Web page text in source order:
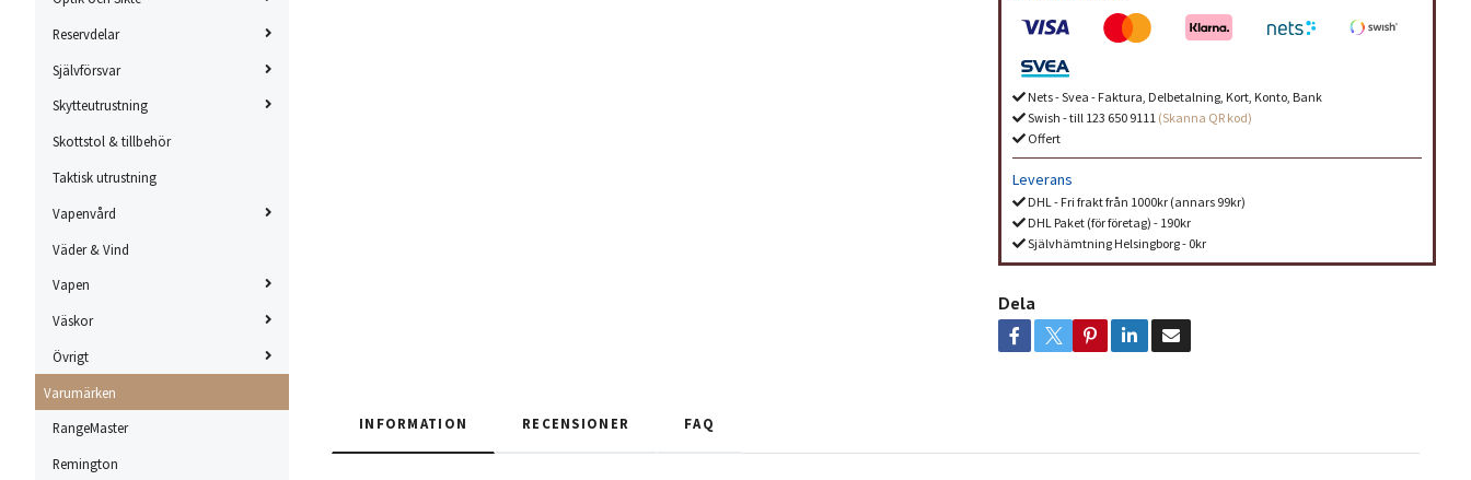
Reservdelar
Självförsvar
Skytteutrustning
Skottstol & tillbehör
Taktisk utrustning
Vapenvård
Väder & Vind
Vapen
Väskor
Övrigt
Varumärken
RangeMaster
Remington
Nets - Svea - Faktura, Delbetalning, Kort, Konto, Bank
Swish - till 123 650 9111 (Skanna QR kod)
Offert
Leverans
DHL - Fri frakt från 1000kr (annars 99kr)
DHL Paket (för företag) - 190kr
Självhämtning Helsingborg - 0kr
Dela
INFORMATION RECENSIONER FAQ